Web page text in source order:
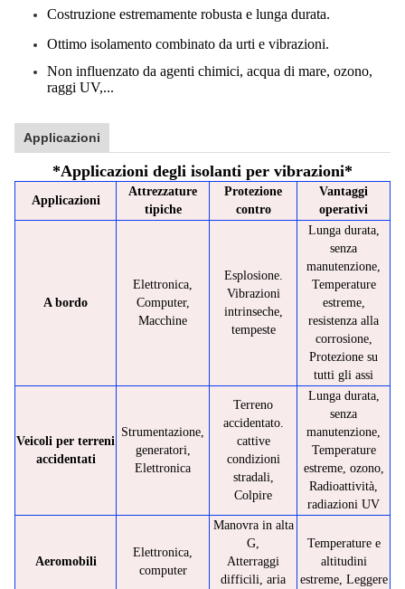
Costruzione estremamente robusta e lunga durata.
Ottimo isolamento combinato da urti e vibrazioni.
Non influenzato da agenti chimici, acqua di mare, ozono,
raggi UV,...
Applicazioni
*Applicazioni degli isolanti per vibrazioni*
Applicazioni
Attrezzature
tipiche
Protezione
contro
Vantaggi
operativi
A bordo
Elettronica,
Computer,
Macchine
Esplosione.
Vibrazioni
intrinseche,
tempeste
Lunga durata,
senza
manutenzione,
Temperature
estreme,
resistenza alla
corrosione,
Protezione su
tutti gli assi
Veicoli per terreni
accidentati
Strumentazione,
generatori,
Elettronica
Terreno
accidentato.
cattive
condizioni
stradali,
Colpire
Lunga durata,
senza
manutenzione,
Temperature
estreme, ozono,
Radioattività,
radiazioni UV
Aeromobili
Elettronica,
computer
Manovra in alta
G,
Atterraggi
difficili, aria
Temperature e
altitudini
estreme, Leggere